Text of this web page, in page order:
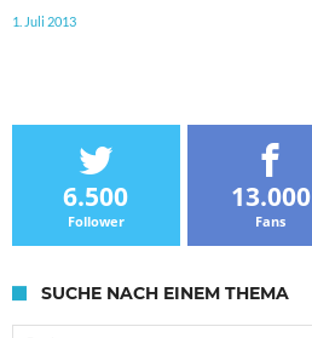
1. Juli 2013
6.500
Follower
13.000
Fans
SUCHE NACH EINEM THEMA
Suche nach: